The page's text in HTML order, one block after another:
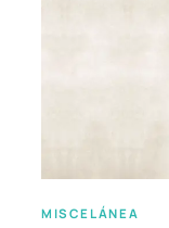
MISCELÁNEA